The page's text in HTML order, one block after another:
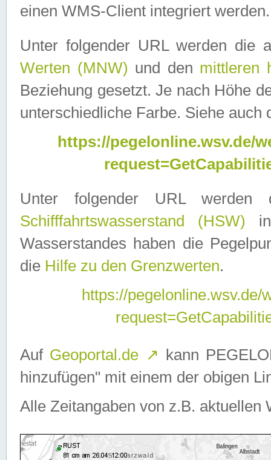
einen WMS-Client integriert werden.
Unter folgender URL werden die
Werten (MNW) und den mittleren
Beziehung gesetzt. Je nach Höhe
unterschiedliche Farbe. Siehe auch
https://pegelonline.wsv.de/
Unter folgender URL
Schifffahrtswasserstand (HSW)
Wasserstandes haben die
die Hilfe zu den Grenzwerten.
https://
Auf Geoportal.de ↗ kann
hinzufügen" mit einem der obigen
Alle Zeitangaben von z.B. aktuellen